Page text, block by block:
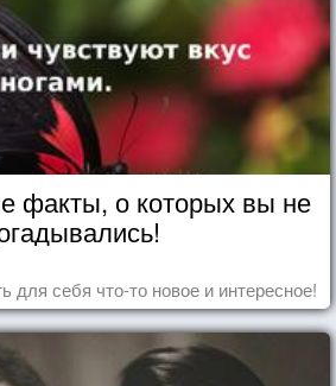
факты, о которых вы не
для себя что-то новое и интересное!